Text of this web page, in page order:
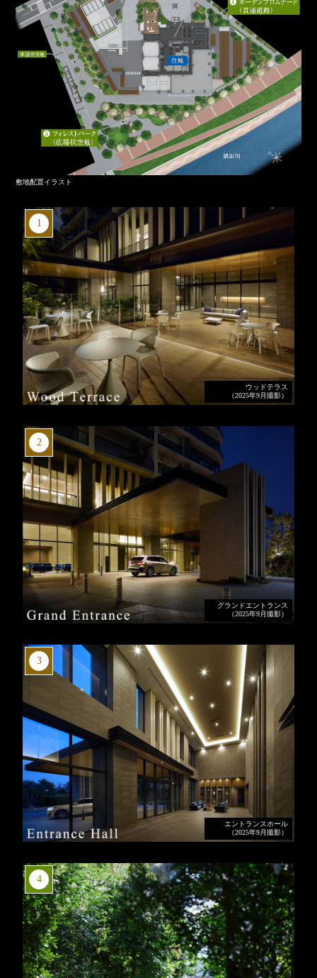
敷地配置イラスト
1
ウッドテラス
（2025年9月撮影）
2
グランドエントランス
（2025年9月撮影）
3
エントランスホール
（2025年9月撮影）
4